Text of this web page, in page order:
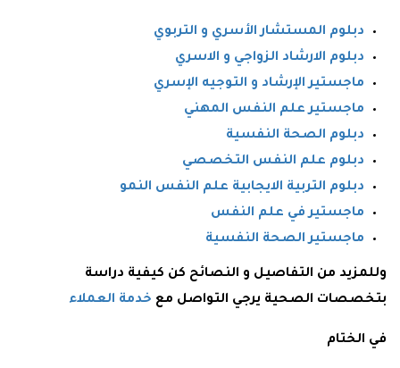
دبلوم المستشار الأسري و التربوي
دبلوم الارشاد الزواجي و الاسري
ماجستير الإرشاد و التوجيه الإسري
ماجستير علم النفس المهني
دبلوم الصحة النفسية
دبلوم علم النفس التخصصي
دبلوم التربية الايجابية علم النفس النمو
ماجستير في علم النفس
ماجستير الصحة النفسية
وللمزيد من التفاصيل و النصائح كن كيفية دراسة
بتخصصات الصحية يرجي التواصل مع خدمة العملاء
في الختام